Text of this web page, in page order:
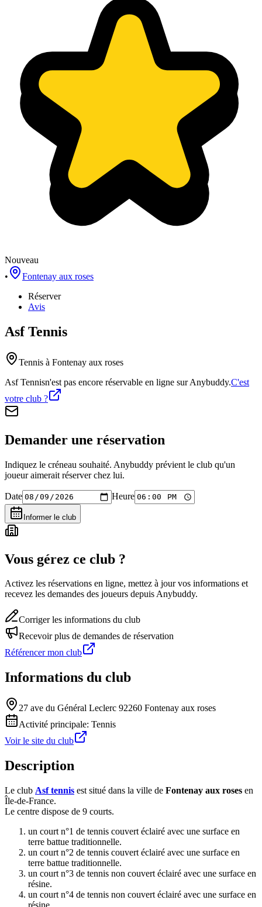
Nouveau
•
Fontenay aux roses
Réserver
Avis
Asf Tennis
Tennis à Fontenay aux roses
Asf Tennisn'est pas encore réservable en ligne sur Anybuddy.C'est
votre club ?
Demander une réservation
Indiquez le créneau souhaité. Anybuddy prévient le club qu'un
joueur aimerait réserver chez lui.
Date Heure
Informer le club
Vous gérez ce club ?
Activez les réservations en ligne, mettez à jour vos informations et
recevez les demandes des joueurs depuis Anybuddy.
Corriger les informations du club
Recevoir plus de demandes de réservation
Référencer mon club
Informations du club
27 ave du Général Leclerc 92260 Fontenay aux roses
Activité principale: Tennis
Voir le site du club
Description
Le club Asf tennis est situé dans la ville de Fontenay aux roses en
Île-de-France.
Le centre dispose de 9 courts.
un court n°1 de tennis couvert éclairé avec une surface en
terre battue traditionnelle.
un court n°2 de tennis couvert éclairé avec une surface en
terre battue traditionnelle.
un court n°3 de tennis non couvert éclairé avec une surface en
résine.
un court n°4 de tennis non couvert éclairé avec une surface en
résine.